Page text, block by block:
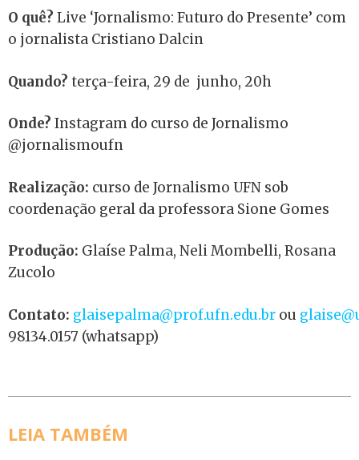
O quê? Live ‘Jornalismo: Futuro do Presente’ com
o jornalista Cristiano Dalcin
Quando? terça-feira, 29 de junho, 20h
Onde? Instagram do curso de Jornalismo
@jornalismoufn
Realização: curso de Jornalismo UFN sob
coordenação geral da professora Sione Gomes
Produção: Glaíse Palma, Neli Mombelli, Rosana
Zucolo
Contato: glaisepalma@prof.ufn.edu.br ou
98134.0157 (whatsapp)
LEIA TAMBÉM